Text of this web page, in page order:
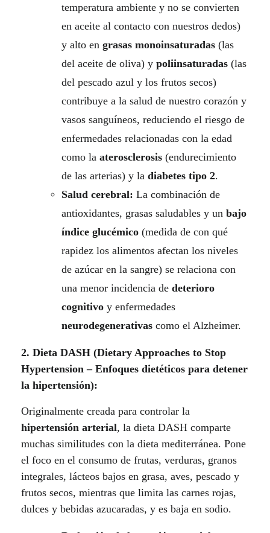
temperatura ambiente y no se convierten
en aceite al contacto con nuestros dedos)
y alto engrasas monoinsaturadas (las
del aceite de oliva) ypoliinsaturadas (las
del pescado azul y los frutos secos)
contribuye a la salud de nuestro corazón y
vasos sanguíneos, reduciendo el riesgo de
enfermedades relacionadas con la edad
como laaterosclerosis (endurecimiento
de las arterias) y ladiabetes tipo 2.
Salud cerebral: La combinación de
antioxidantes, grasas saludables y unbajo
índice glucémico (medida de con qué
rapidez los alimentos afectan los niveles
de azúcar en la sangre) se relaciona con
una menor incidencia dedeterioro
cognitivo y enfermedades
neurodegenerativas como el Alzheimer.
2. Dieta DASH (Dietary Approaches to Stop
Hypertension – Enfoques dietéticos para detener
la hipertensión):
Originalmente creada para controlar la
hipertensión arterial, la dieta DASH comparte
muchas similitudes con la dieta mediterránea. Pone
el foco en el consumo de frutas, verduras, granos
integrales, lácteos bajos en grasa, aves, pescado y
frutos secos, mientras que limita las carnes rojas,
dulces y bebidas azucaradas, y es baja en sodio.